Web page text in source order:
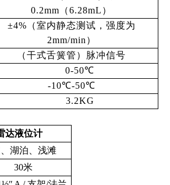
0.2mm（6.28mL）
±4%（室内静态测试，强度为
2mm/min）
（干式舌簧管）脉冲信号
0-50℃
-10℃-50℃
3.2KG
达液位计
湖泊、浅滩
30米